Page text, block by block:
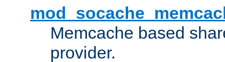
Memcache based
provider.